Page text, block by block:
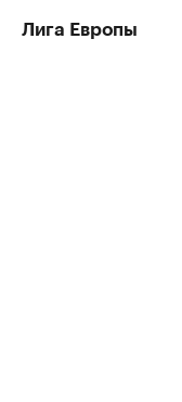
Лига Европы